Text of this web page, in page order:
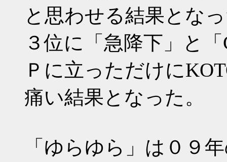
と思わせる結果とな
３位に「急降下」と
Ｐに立っただけに
痛い結果となった。
「ゆらゆら」は０９